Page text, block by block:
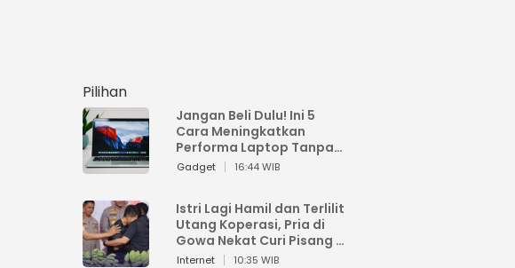
Pilihan
Jangan Beli Dulu! Ini 5
Cara Meningkatkan
Performa Laptop Tanpa
Harus Beli Baru
Gadget 16:44 WIB
Istri Lagi Hamil dan Terlilit
Utang Koperasi, Pria di
Gowa Nekat Curi Pisang 4
Tandan Milik Tetangga,
Internet 10:35 WIB